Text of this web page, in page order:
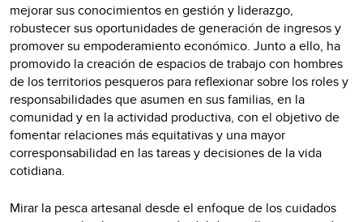
mejorar sus conocimientos en gestión y liderazgo,
robustecer sus oportunidades de generación de ingresos y
promover su empoderamiento económico. Junto a ello, ha
promovido la creación de espacios de trabajo con hombres
de los territorios pesqueros para reflexionar sobre los roles y
responsabilidades que asumen en sus familias, en la
comunidad y en la actividad productiva, con el objetivo de
fomentar relaciones más equitativas y una mayor
corresponsabilidad en las tareas y decisiones de la vida
cotidiana.
Mirar la pesca artesanal desde el enfoque de los cuidados